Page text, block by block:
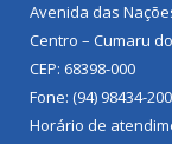
Avenida das
Centro – Cumaru
CEP: 68398-000
Fone: (94) 98434-
Horário de